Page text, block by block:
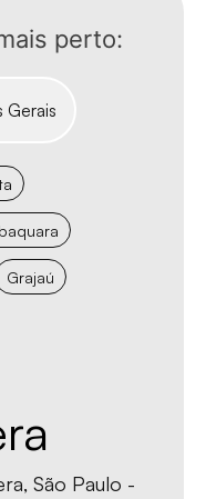
perto:
Gerais
Grajaú
São Paulo -